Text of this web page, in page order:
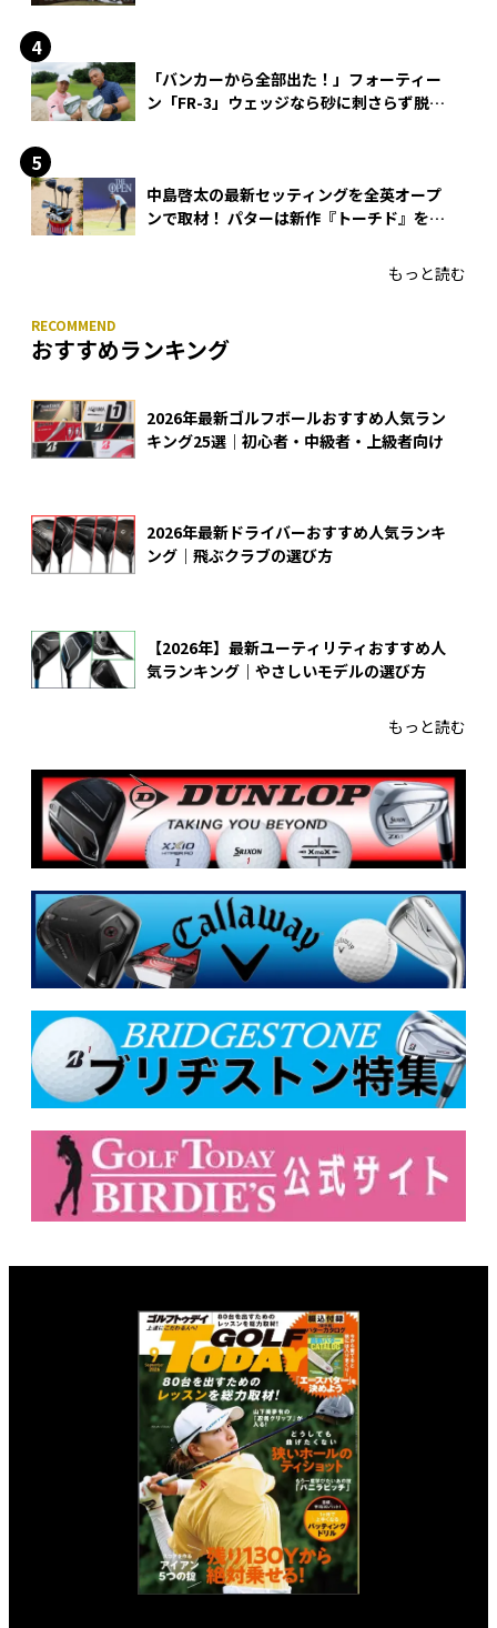
「バンカーから全部出た！」フォーティー
ン「FR-3」ウェッジなら砂に刺さらず脱出
中島啓太の最新セッティングを全英オープ
ンで取材！ パターは新作『トーチド』を投
もっと読む
おすすめランキング
2026年最新ゴルフボールおすすめ人気ラン
キング25選｜初心者・中級者・上級者向け
2026年最新ドライバーおすすめ人気ランキ
ング｜飛ぶクラブの選び方
【2026年】最新ユーティリティおすすめ人
気ランキング｜やさしいモデルの選び方
もっと読む